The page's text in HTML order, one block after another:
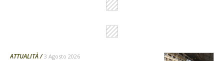
ATTUALITÀ 3 Agosto 2026